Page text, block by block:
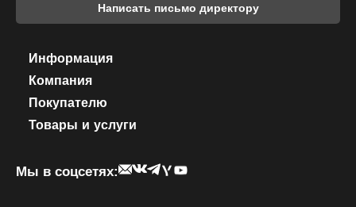
Написать письмо директору
Информация
Компания
Покупателю
Товары и услуги
Мы в соцсетях: